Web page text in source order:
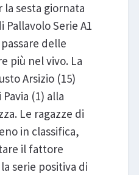
la sesta giornata
Pallavolo Serie A1
delle
più nel vivo. La
Arsizio (15)
(1) alla
Le ragazze di
in classifica,
il fattore
serie positiva di